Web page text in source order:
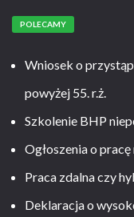
POLECAMY
Wniosek o
powyżej 55. r.ż.
Szkolenie BHP
Ogłoszenia o
Praca zdalna czy
Deklaracja o